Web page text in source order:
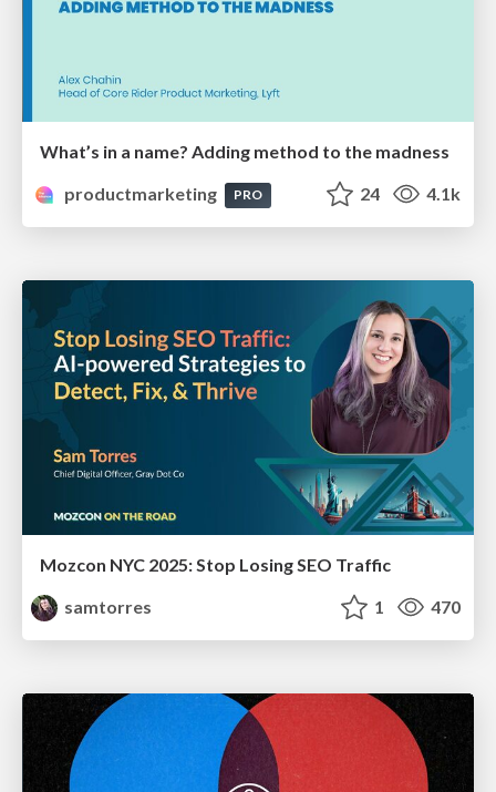
What’s in a name? Adding method to the madness
productmarketing
PRO 24 4.1k
Mozcon NYC 2025: Stop Losing SEO Traffic
samtorres
1 470